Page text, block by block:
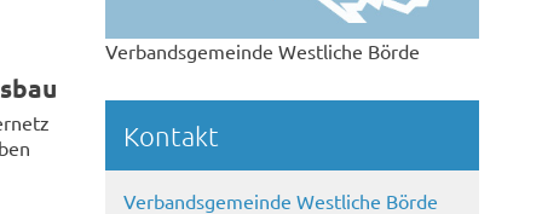
Verbandsgemeinde Westliche Börde
Kontakt
Verbandsgemeinde Westliche Börde